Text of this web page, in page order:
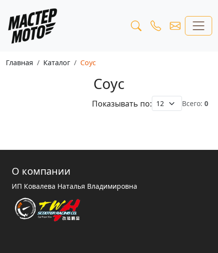
Главная Каталог Соус
Соус
Показывать по: Всего: 0
О компании
ИП Ковалева Наталья Владимировна